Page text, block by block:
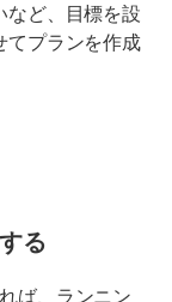
など、目標を設
てプランを作成
る
ば、ランニン